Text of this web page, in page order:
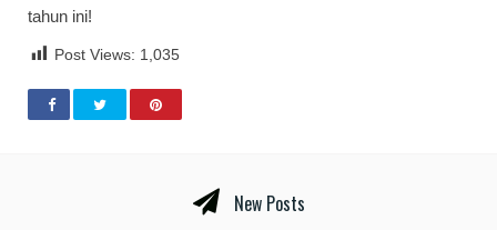
tahun ini!
Post Views: 1,035
New Posts